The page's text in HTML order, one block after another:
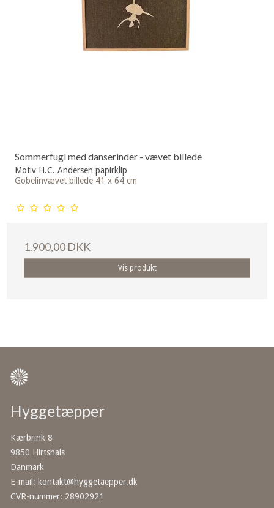
Sommerfugl med danserinder - vævet billede
Motiv H.C. Andersen papirklip
Gobelinvævet billede 41 x 64 cm
1.900,00 DKK
Vis produkt
Hyggetæpper
Kærbrink 8
9850 Hirtshals
Danmark
E-mail: kontakt@hyggetaepper.dk
CVR-nummer: 28902921